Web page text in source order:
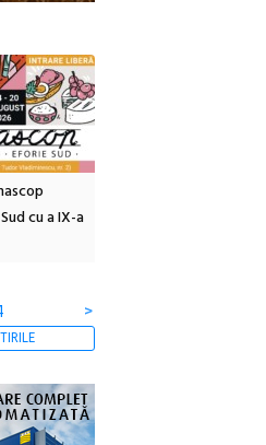
la Borsec:
la
obscură și
>